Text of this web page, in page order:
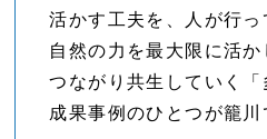
活かす工夫を、人が行っ
自然の力を最大限に活
つながり共生していく
成果事例のひとつが籠川